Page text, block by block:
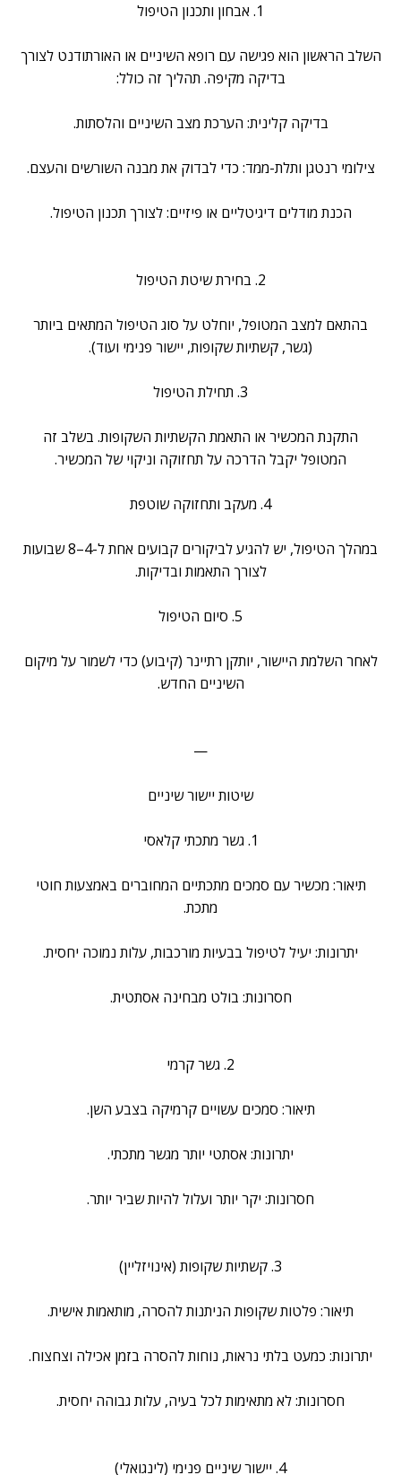
1. אבחון ותכנון הטיפול
השלב הראשון הוא פגישה עם רופא השיניים או האורתודנט לצורך
בדיקה מקיפה. תהליך זה כולל:
בדיקה קלינית: הערכת מצב השיניים והלסתות.
צילומי רנטגן ותלת-ממד: כדי לבדוק את מבנה השורשים והעצם.
הכנת מודלים דיגיטליים או פיזיים: לצורך תכנון הטיפול.
2. בחירת שיטת הטיפול
בהתאם למצב המטופל, יוחלט על סוג הטיפול המתאים ביותר
(גשר, קשתיות שקופות, יישור פנימי ועוד).
3. תחילת הטיפול
התקנת המכשיר או התאמת הקשתיות השקופות. בשלב זה
המטופל יקבל הדרכה על תחזוקה וניקוי של המכשיר.
4. מעקב ותחזוקה שוטפת
במהלך הטיפול, יש להגיע לביקורים קבועים אחת ל-4–8 שבועות
לצורך התאמות ובדיקות.
5. סיום הטיפול
לאחר השלמת היישור, יותקן רתיינר (קיבוע) כדי לשמור על מיקום
השיניים החדש.
—
שיטות יישור שיניים
1. גשר מתכתי קלאסי
תיאור: מכשיר עם סמכים מתכתיים המחוברים באמצעות חוטי
מתכת.
יתרונות: יעיל לטיפול בבעיות מורכבות, עלות נמוכה יחסית.
חסרונות: בולט מבחינה אסתטית.
2. גשר קרמי
תיאור: סמכים עשויים קרמיקה בצבע השן.
יתרונות: אסתטי יותר מגשר מתכתי.
חסרונות: יקר יותר ועלול להיות שביר יותר.
3. קשתיות שקופות (אינויזליין)
תיאור: פלטות שקופות הניתנות להסרה, מותאמות אישית.
יתרונות: כמעט בלתי נראות, נוחות להסרה בזמן אכילה וצחצוח.
חסרונות: לא מתאימות לכל בעיה, עלות גבוהה יחסית.
4. יישור שיניים פנימי (לינגואלי)